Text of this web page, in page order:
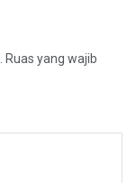
Ruas yang wajib